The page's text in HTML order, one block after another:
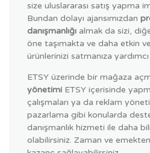
size uluslararası satış yapma
Bundan dolayı ajansımızdan
danışmanlığı almak da sizi,
öne taşımakta ve daha etkin
ürünlerinizi satmanıza
ETSY üzerinde bir mağaza
yönetimi ETSY içerisinde
çalışmaları ya da reklam
pazarlama gibi konularda
danışmanlık hizmeti ile daha
olabilirsiniz. Zaman ve